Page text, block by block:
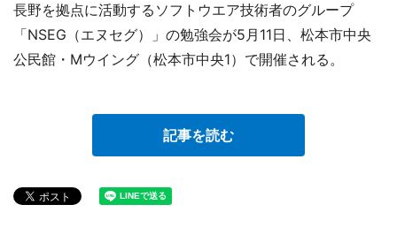
長野を拠点に活動するソフトウエア技術者のグループ
「NSEG（エヌセグ）」の勉強会が5月11日、松本市中央
公民館・Mウイング（松本市中央1）で開催される。
記事を読む